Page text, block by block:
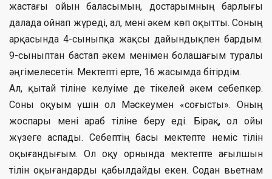
жастағы ойын баласымын, достарымның барлығы
далада ойнап жүреді, ал, мені әкем көп оқытты. Соның
арқасында 4-сыныпқа жақсы дайындықпен бардым.
9-сыныптан бастап әкем менімен болашағым туралы
әңгімелесетін. Мектепті ерте, 16 жасымда бітірдім.
Ал, қытай тіліне келуіме де тікелей әкем себепкер.
Соны оқуым үшін ол Мәскеумен «соғысты». Оның
жоспары мені араб тіліне беру еді. Бірақ, ол ойы
жүзеге аспады. Себептің басы мектепте неміс тілін
оқығандығым. Ол оқу орнында мектепте ағылшын
тілін оқығандарды қабылдайды екен. Содан вьетнам